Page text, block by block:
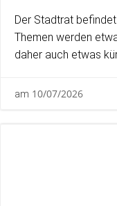
Der Stadtrat
Themen werden
daher auch etwas
am 10/07/2026